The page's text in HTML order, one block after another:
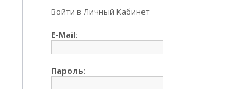
Войти в Личный Кабинет
E-Mail:
Пароль: